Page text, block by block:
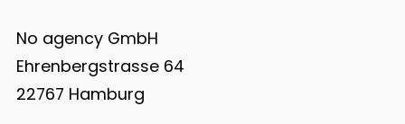
No agency GmbH
Ehrenbergstrasse 64
22767 Hamburg